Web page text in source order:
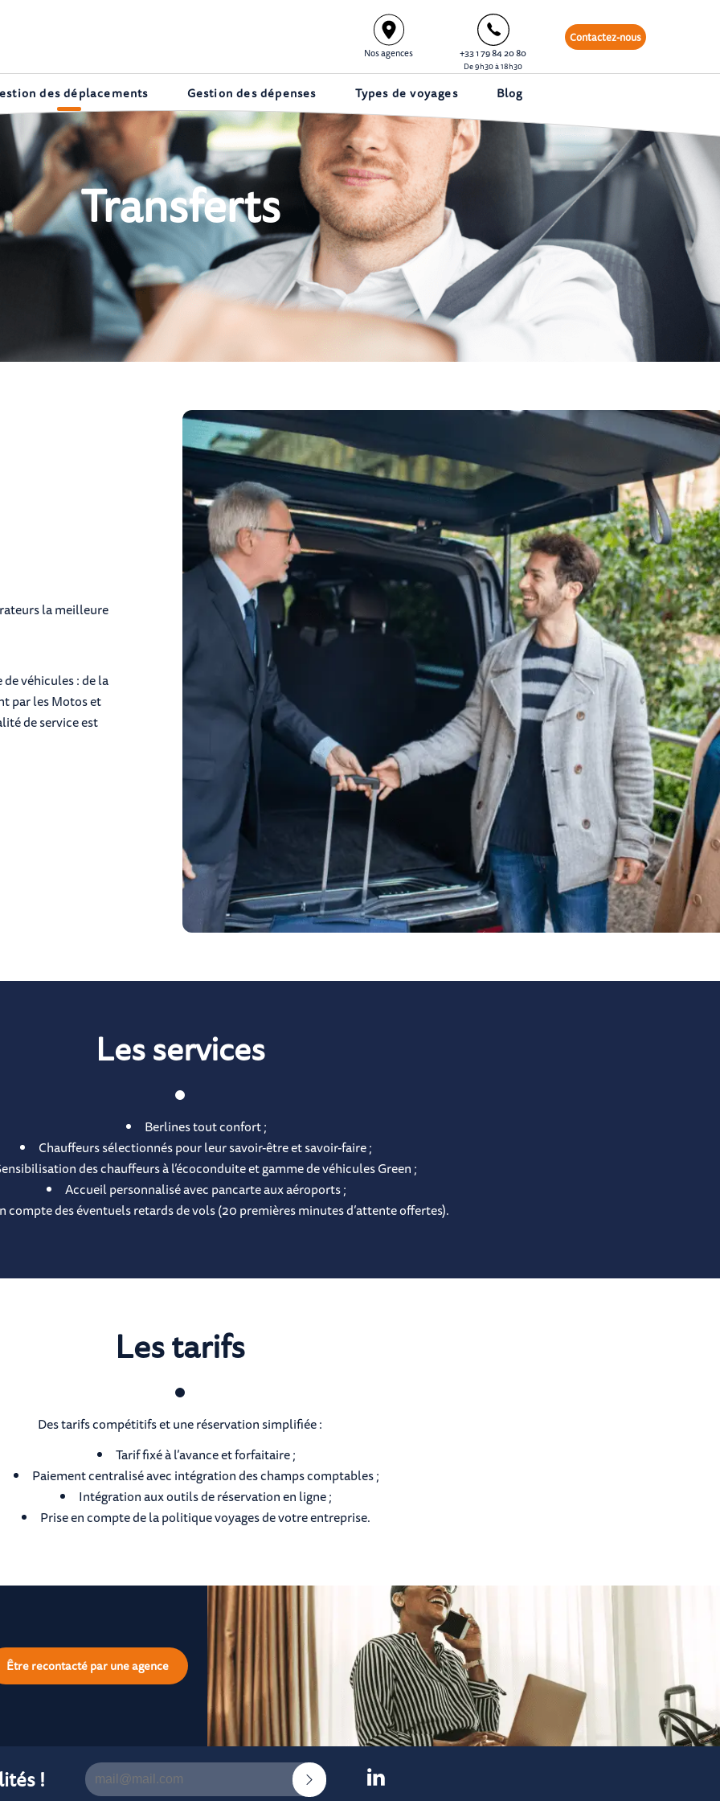
Nos agences +33 1 79 84 20 80
De 9h30 à 18h30
Contactez-nous
des déplacements Gestion des dépenses Types de voyages Blog
Transferts
la meilleure
véhicules : de la
par les Motos et
de service est
Les services
Berlines tout confort ;
Chauffeurs sélectionnés pour leur savoir-être et savoir-faire ;
des chauffeurs à l’écoconduite et gamme de véhicules Green ;
Accueil personnalisé avec pancarte aux aéroports ;
compte des éventuels retards de vols (20 premières minutes d’attente offertes).
Les tarifs
Des tarifs compétitifs et une réservation simplifiée :
Tarif fixé à l’avance et forfaitaire ;
Paiement centralisé avec intégration des champs comptables ;
Intégration aux outils de réservation en ligne ;
Prise en compte de la politique voyages de votre entreprise.
Être recontacté par une agence
!